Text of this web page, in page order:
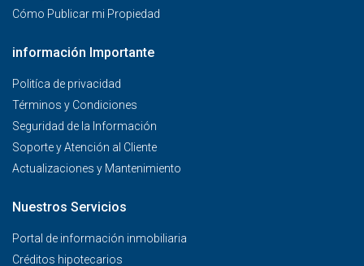
Cómo Publicar mi Propiedad
información Importante
Politíca de privacidad
Términos y Condiciones
Seguridad de la Información
Soporte y Atención al Cliente
Actualizaciones y Mantenimiento
Nuestros Servicios
Portal de información inmobiliaria
Créditos hipotecarios